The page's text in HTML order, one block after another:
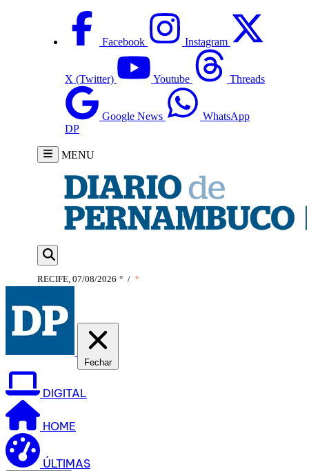
Facebook Instagram
X (Twitter) Youtube Threads
Google News
WhatsApp
DP
MENU
RECIFE, 07/08/2026 ° / °
Fechar
DIGITAL
HOME
ÚLTIMAS